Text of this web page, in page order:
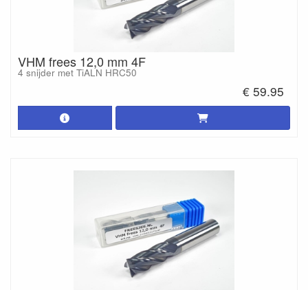
VHM frees 12,0 mm 4F
4 snijder met TiALN HRC50
€ 59.95